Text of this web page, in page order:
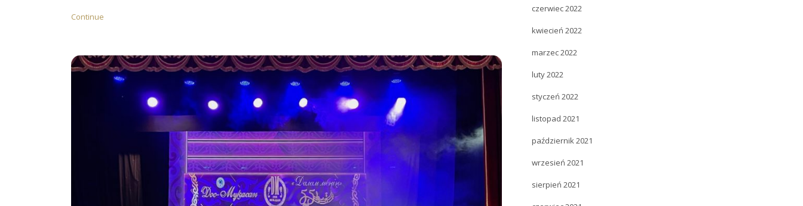
Continue
czerwiec 2022
kwiecień 2022
marzec 2022
luty 2022
styczeń 2022
listopad 2021
październik 2021
wrzesień 2021
sierpień 2021